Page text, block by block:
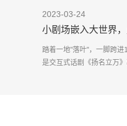
2023-03-24
小剧场嵌入大世界
踏着一地"落叶"，一脚跨
是交互式话剧《扬名立万